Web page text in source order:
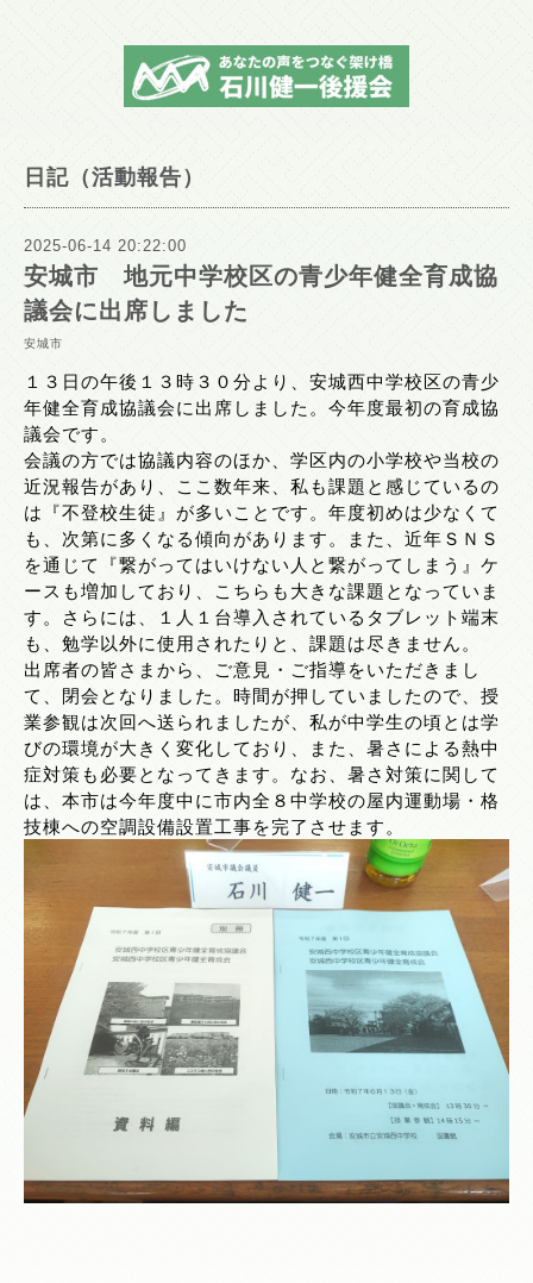
日記（活動報告）
2025-06-14 20:22:00
安城市 地元中学校区の青少年健全育成協
議会に出席しました
安城市
１３日の午後１３時３０分より、安城西中学校区の青少
年健全育成協議会に出席しました。今年度最初の育成協
議会です。
会議の方では協議内容のほか、学区内の小学校や当校の
近況報告があり、ここ数年来、私も課題と感じているの
は『不登校生徒』が多いことです。年度初めは少なくて
も、次第に多くなる傾向があります。また、近年ＳＮＳ
を通じて『繋がってはいけない人と繋がってしまう』ケ
ースも増加しており、こちらも大きな課題となっていま
す。さらには、１人１台導入されているタブレット端末
も、勉学以外に使用されたりと、課題は尽きません。
出席者の皆さまから、ご意見・ご指導をいただきまし
て、閉会となりました。時間が押していましたので、授
業参観は次回へ送られましたが、私が中学生の頃とは学
びの環境が大きく変化しており、また、暑さによる熱中
症対策も必要となってきます。なお、暑さ対策に関して
は、本市は今年度中に市内全８中学校の屋内運動場・格
技棟への空調設備設置工事を完了させます。